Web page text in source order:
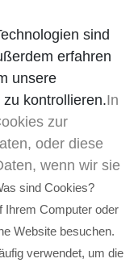
sind
erfahren
unsere
kontrollieren.In
zur
oder diese
wenn wir sie
sind Cookies?
Ihrem Computer oder
Website besuchen.
verwendet, um die